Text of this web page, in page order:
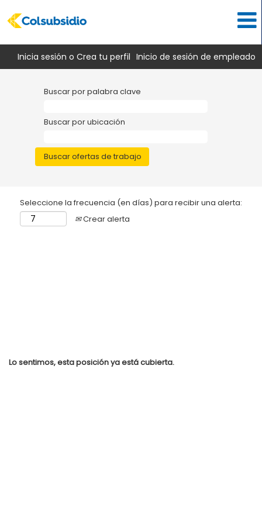
Inicia sesión o Crea tu perfil Inicio de sesión de empleado
Buscar por palabra clave
Buscar por ubicación
Seleccione la frecuencia (en días) para recibir una alerta:
Crear alerta
Lo sentimos, esta posición ya está cubierta.